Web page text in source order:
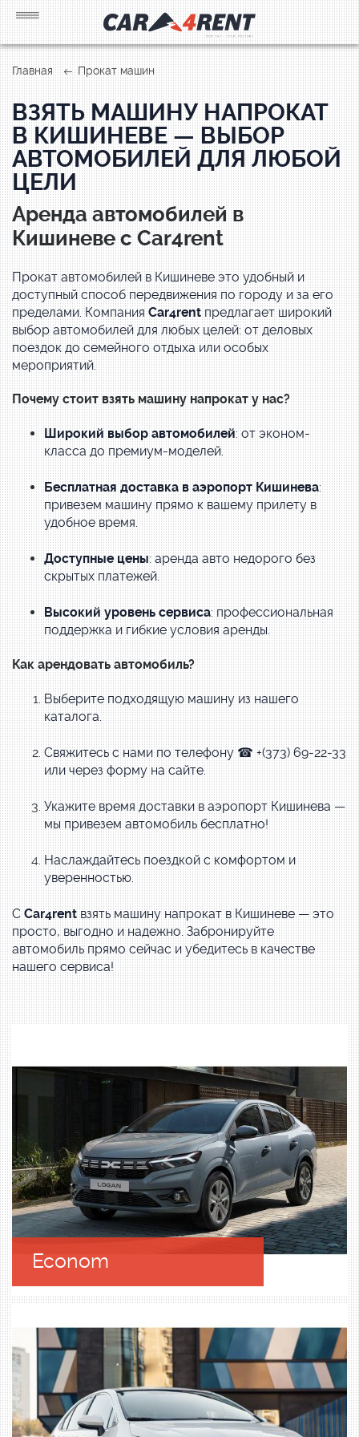
Главная Прокат машин
ВЗЯТЬ МАШИНУ НАПРОКАТ
В КИШИНЕВЕ — ВЫБОР
АВТОМОБИЛЕЙ ДЛЯ ЛЮБОЙ
ЦЕЛИ
Аренда автомобилей в
Кишиневе с Car4rent
Прокат автомобилей в Кишиневе это удобный и
доступный способ передвижения по городу и за его
пределами. КомпанияCar4rentпредлагает широкий
выбор автомобилей для любых целей: от деловых
поездок до семейного отдыха или особых
мероприятий.
Почему стоит взять машину напрокат у нас?
Широкий выбор автомобилей: от эконом-
класса до премиум-моделей.
Бесплатная доставка в аэропорт Кишинева:
привезем машину прямо к вашему прилету в
удобное время.
Доступные цены: аренда авто недорого без
скрытых платежей.
Высокий уровень сервиса: профессиональная
поддержка и гибкие условия аренды.
Как арендовать автомобиль?
Выберите подходящую машину из нашего
каталога.
Свяжитесь с нами по телефону ☎ +(373) 69-22-33
или через форму на сайте.
Укажите время доставки в аэропорт Кишинева —
мы привезем автомобиль бесплатно!
Наслаждайтесь поездкой с комфортом и
уверенностью.
СCar4rentвзять машину напрокат в Кишиневе — это
просто, выгодно и надежно. Забронируйте
автомобиль прямо сейчас и убедитесь в качестве
нашего сервиса!
Econom